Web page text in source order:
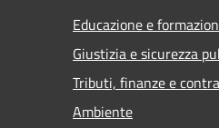
Educazione e
Giustizia e sicurezza
Tributi, finanze e
Ambiente